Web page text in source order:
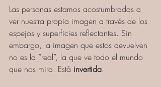
Las personas estamos acostumbradas a
ver nuestra propia imagen a través de los
espejos y superficies reflectantes. Sin
embargo, la imagen que estos devuelven
no es la “real”, la que ve todo el mundo
que nos mira. Está invertida.